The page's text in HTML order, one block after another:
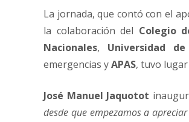
La jornada, que contó con el
la colaboración del Colegio
Nacionales, Universidad
emergencias yAPAS, tuvo
José Manuel Jaquotot
desde que empezamos a